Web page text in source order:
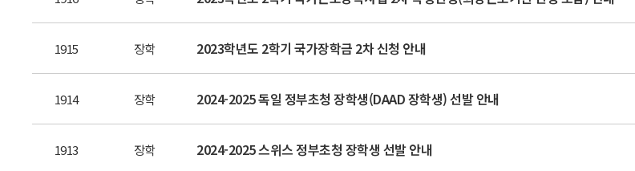
1915 장학 2023학년도 2학기 국가장학금 2차 신청 안내
1914 장학 2024-2025 독일 정부초청 장학생(DAAD 장학생) 선발 안내
1913 장학 2024-2025 스위스 정부초청 장학생 선발 안내